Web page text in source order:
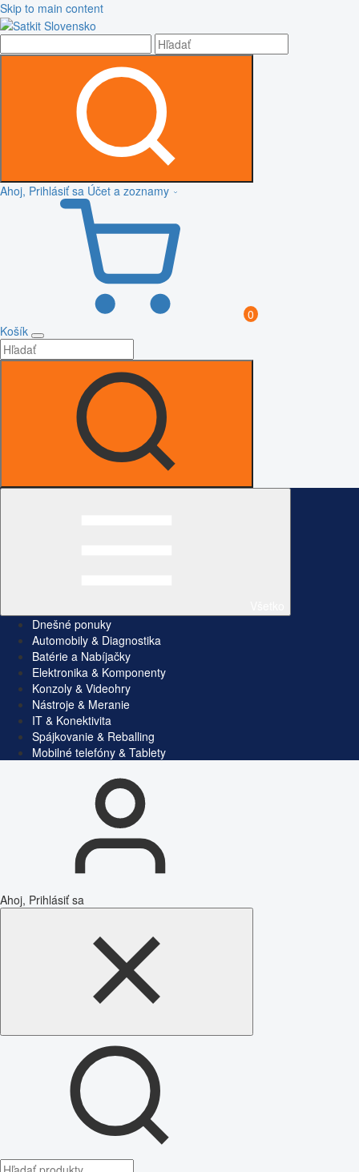
Skip to main content
Ahoj, Prihlásiť sa Účet a zoznamy
0
Košík
Dnešné ponuky
Automobily & Diagnostika
Batérie a Nabíjačky
Elektronika & Komponenty
Konzoly & Videohry
Nástroje & Meranie
IT & Konektivita
Spájkovanie & Reballing
Mobilné telefóny & Tablety
Ahoj, Prihlásiť sa